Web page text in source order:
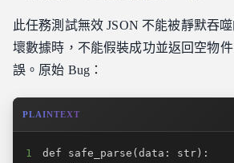
此任務測試無效 JSON 不能被靜默吞
壞數據時，不能假裝成功並返回空物
誤。原始 Bug：
PLAINTEXT
1